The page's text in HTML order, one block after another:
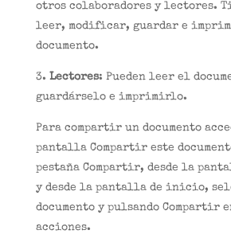
otros colaboradores y lectores.
leer, modificar, guardar e
documento.
3. Lectores: Pueden leer el
guardárselo e imprimirlo.
Para compartir un documento
pantalla Compartir este
pestaña Compartir, desde la
y desde la pantalla de inicio,
documento y pulsando Compartir
acciones.